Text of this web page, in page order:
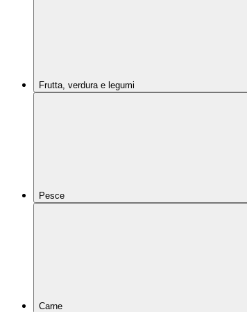
Frutta, verdura e legumi
Pesce
Carne